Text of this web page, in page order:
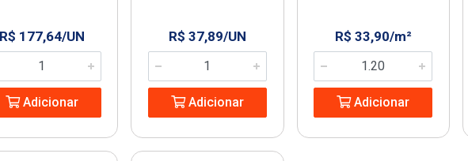
177,64/UN
Adicionar
R$ 37,89/UN
Adicionar
R$ 33,90/m²
Adicionar